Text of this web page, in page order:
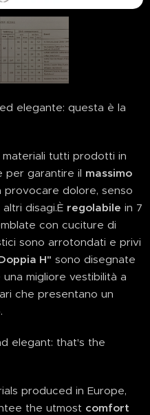
elegante: questa è la
materiali tutti prodotti in
per garantire il massimo
provocare dolore, senso
disagi.È regolabile in 7
con cuciture di
sono arrotondati e privi
H" sono disegnate
migliore vestibilità a
che presentano un
elegant: that's the
produced in Europe,
the utmost comfort